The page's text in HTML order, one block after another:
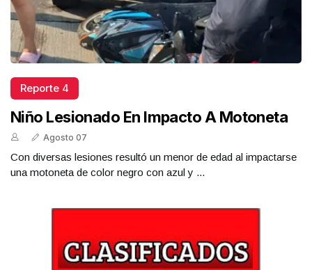
Reporte 4
Niño Lesionado En Impacto A Motoneta
Agosto 07
Con diversas lesiones resultó un menor de edad al impactarse
una motoneta de color negro con azul y ...